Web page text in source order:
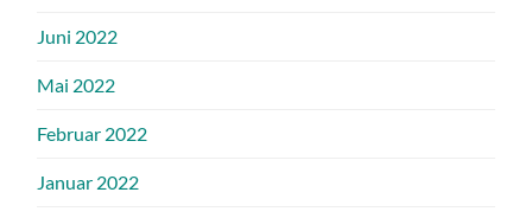
Juni 2022
Mai 2022
Februar 2022
Januar 2022